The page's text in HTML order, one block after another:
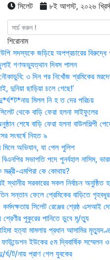
সিলেট ৮ই আগস্ট, ২০২৬
শিরোনাম
সদস্যকে জড়িয়ে অপপ্রচারের বিরুদ্ধে
গণঅভ্যুত্থান দিবস পালন
৩ দিন পর নিখোঁজ শ্রমিকের
দুনিয়া ছাড়িয়া চলে গেছে!’
মিলল নি হ ত দের পরিচয়
থেকে বাড়ি ফেরা হলনা সাইফুলের
শেষে বাড়ি ফেরা হলনা বাউলশিল্পী
সংঘর্ষে নিহত ৯
মিলে অভিযান, যা পেল পুলিশ
সভাপতি পদে পুনর্বহাল নাসিম,
মন্ত্রী-এমপিরা কে কোথায়?
সরকারের সকল নির্বাচন অনুষ্ঠিত
সন্তান ফেলে প্রেমিকের বাড়িতে
সিলেট রেঞ্জের শ্রেষ্ঠ এসআই
শ্রেণীর পুকুরের পানিতে ডুবে মৃ/ত্যু
হত্যা মামলায় প্রধান আসামির
ইউকের ৫ম দ্বিবার্ষিক সম্মেলন
ট/নায় প্রাণ গেল যুবকের